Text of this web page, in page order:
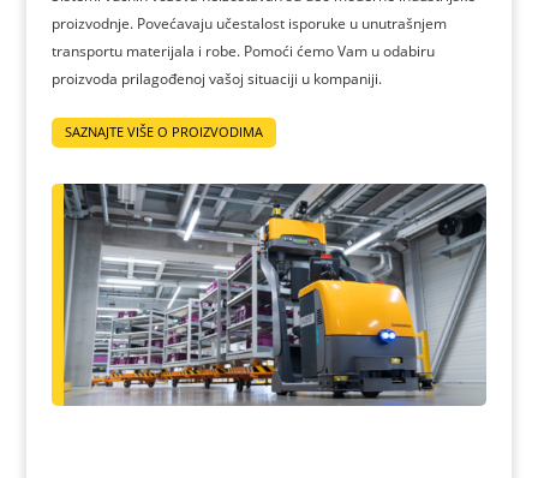
proizvodnje. Povećavaju učestalost isporuke u unutrašnjem
transportu materijala i robe. Pomoći ćemo Vam u odabiru
proizvoda prilagođenoj vašoj situaciji u kompaniji.
SAZNAJTE VIŠE O PROIZVODIMA